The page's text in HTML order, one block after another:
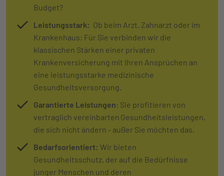
Budget?
Leistungsstark: Ob beim Arzt, Zahnarzt oder im
Krankenhaus: Für Sie verbinden wir die
klassischen Stärken einer privaten
Krankenversicherung mit Ihren Ansprüchen an
eine leistungsstarke medizinische
Gesundheitsversorgung.
Garantierte Leistungen: Sie profitieren von
vertraglich vereinbarten Gesundheitsleistungen,
die sich nicht ändern - außer Sie möchten das.
Bedarfsorientiert: Wir bieten
Gesundheitsschutz, der auf die Bedürfnisse
junger Menschen und deren